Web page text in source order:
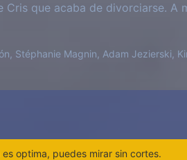
Cris que acaba de divorciarse. A
imparable y caótica de violencia
Stéphanie Magnin, Adam Jezierski,
optima, puedes mirar sin cortes.